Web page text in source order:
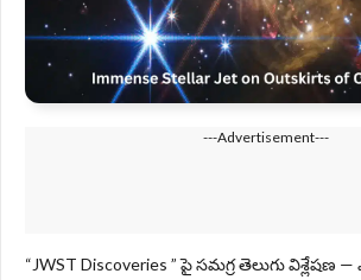
---Advertisement---
“JWST Discoveries ” పై సమగ్ర తెలుగు విశ్లేషణ